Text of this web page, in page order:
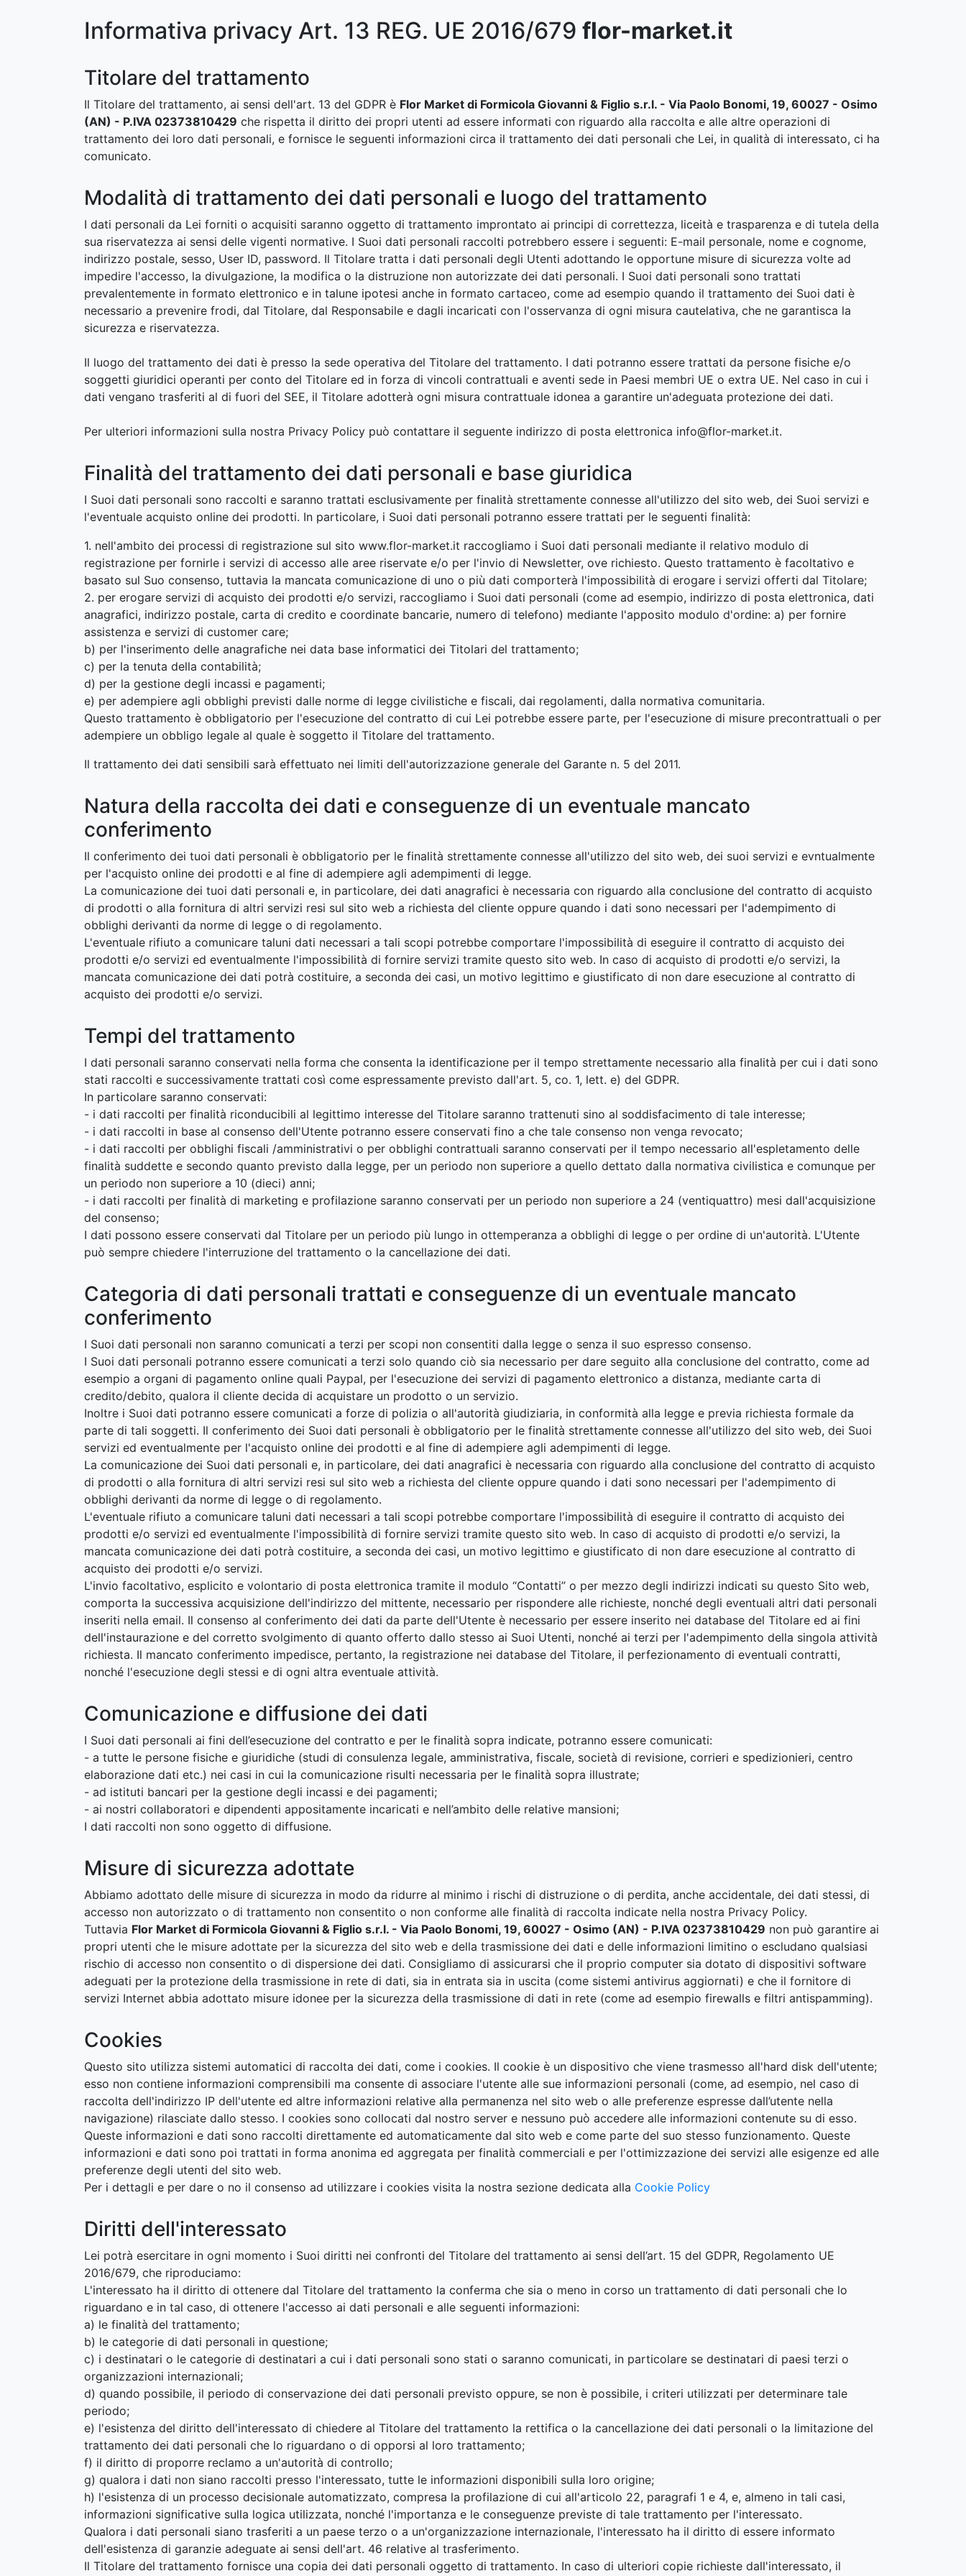
Informativa privacy Art. 13 REG. UE 2016/679 flor-market.it
Titolare del trattamento
Il Titolare del trattamento, ai sensi dell'art. 13 del GDPR è Flor Market di Formicola Giovanni & Figlio s.r.l. - Via Paolo Bonomi, 19, 60027 - Osimo
(AN) - P.IVA 02373810429 che rispetta il diritto dei propri utenti ad essere informati con riguardo alla raccolta e alle altre operazioni di
trattamento dei loro dati personali, e fornisce le seguenti informazioni circa il trattamento dei dati personali che Lei, in qualità di interessato, ci ha
comunicato.
Modalità di trattamento dei dati personali e luogo del trattamento
I dati personali da Lei forniti o acquisiti saranno oggetto di trattamento improntato ai principi di correttezza, liceità e trasparenza e di tutela della
sua riservatezza ai sensi delle vigenti normative. I Suoi dati personali raccolti potrebbero essere i seguenti: E-mail personale, nome e cognome,
indirizzo postale, sesso, User ID, password. Il Titolare tratta i dati personali degli Utenti adottando le opportune misure di sicurezza volte ad
impedire l'accesso, la divulgazione, la modifica o la distruzione non autorizzate dei dati personali. I Suoi dati personali sono trattati
prevalentemente in formato elettronico e in talune ipotesi anche in formato cartaceo, come ad esempio quando il trattamento dei Suoi dati è
necessario a prevenire frodi, dal Titolare, dal Responsabile e dagli incaricati con l'osservanza di ogni misura cautelativa, che ne garantisca la
sicurezza e riservatezza.
Il luogo del trattamento dei dati è presso la sede operativa del Titolare del trattamento. I dati potranno essere trattati da persone fisiche e/o
soggetti giuridici operanti per conto del Titolare ed in forza di vincoli contrattuali e aventi sede in Paesi membri UE o extra UE. Nel caso in cui i
dati vengano trasferiti al di fuori del SEE, il Titolare adotterà ogni misura contrattuale idonea a garantire un'adeguata protezione dei dati.
Per ulteriori informazioni sulla nostra Privacy Policy può contattare il seguente indirizzo di posta elettronica info@flor-market.it.
Finalità del trattamento dei dati personali e base giuridica
I Suoi dati personali sono raccolti e saranno trattati esclusivamente per finalità strettamente connesse all'utilizzo del sito web, dei Suoi servizi e
l'eventuale acquisto online dei prodotti. In particolare, i Suoi dati personali potranno essere trattati per le seguenti finalità:
1. nell'ambito dei processi di registrazione sul sito www.flor-market.it raccogliamo i Suoi dati personali mediante il relativo modulo di
registrazione per fornirle i servizi di accesso alle aree riservate e/o per l'invio di Newsletter, ove richiesto. Questo trattamento è facoltativo e
basato sul Suo consenso, tuttavia la mancata comunicazione di uno o più dati comporterà l'impossibilità di erogare i servizi offerti dal Titolare;
2. per erogare servizi di acquisto dei prodotti e/o servizi, raccogliamo i Suoi dati personali (come ad esempio, indirizzo di posta elettronica, dati
anagrafici, indirizzo postale, carta di credito e coordinate bancarie, numero di telefono) mediante l'apposito modulo d'ordine: a) per fornire
assistenza e servizi di customer care;
b) per l'inserimento delle anagrafiche nei data base informatici dei Titolari del trattamento;
c) per la tenuta della contabilità;
d) per la gestione degli incassi e pagamenti;
e) per adempiere agli obblighi previsti dalle norme di legge civilistiche e fiscali, dai regolamenti, dalla normativa comunitaria.
Questo trattamento è obbligatorio per l'esecuzione del contratto di cui Lei potrebbe essere parte, per l'esecuzione di misure precontrattuali o per
adempiere un obbligo legale al quale è soggetto il Titolare del trattamento.
Il trattamento dei dati sensibili sarà effettuato nei limiti dell'autorizzazione generale del Garante n. 5 del 2011.
Natura della raccolta dei dati e conseguenze di un eventuale mancato
conferimento
Il conferimento dei tuoi dati personali è obbligatorio per le finalità strettamente connesse all'utilizzo del sito web, dei suoi servizi e evntualmente
per l'acquisto online dei prodotti e al fine di adempiere agli adempimenti di legge.
La comunicazione dei tuoi dati personali e, in particolare, dei dati anagrafici è necessaria con riguardo alla conclusione del contratto di acquisto
di prodotti o alla fornitura di altri servizi resi sul sito web a richiesta del cliente oppure quando i dati sono necessari per l'adempimento di
obblighi derivanti da norme di legge o di regolamento.
L'eventuale rifiuto a comunicare taluni dati necessari a tali scopi potrebbe comportare l'impossibilità di eseguire il contratto di acquisto dei
prodotti e/o servizi ed eventualmente l'impossibilità di fornire servizi tramite questo sito web. In caso di acquisto di prodotti e/o servizi, la
mancata comunicazione dei dati potrà costituire, a seconda dei casi, un motivo legittimo e giustificato di non dare esecuzione al contratto di
acquisto dei prodotti e/o servizi.
Tempi del trattamento
I dati personali saranno conservati nella forma che consenta la identificazione per il tempo strettamente necessario alla finalità per cui i dati sono
stati raccolti e successivamente trattati così come espressamente previsto dall'art. 5, co. 1, lett. e) del GDPR.
In particolare saranno conservati:
- i dati raccolti per finalità riconducibili al legittimo interesse del Titolare saranno trattenuti sino al soddisfacimento di tale interesse;
- i dati raccolti in base al consenso dell'Utente potranno essere conservati fino a che tale consenso non venga revocato;
- i dati raccolti per obblighi fiscali /amministrativi o per obblighi contrattuali saranno conservati per il tempo necessario all'espletamento delle
finalità suddette e secondo quanto previsto dalla legge, per un periodo non superiore a quello dettato dalla normativa civilistica e comunque per
un periodo non superiore a 10 (dieci) anni;
- i dati raccolti per finalità di marketing e profilazione saranno conservati per un periodo non superiore a 24 (ventiquattro) mesi dall'acquisizione
del consenso;
I dati possono essere conservati dal Titolare per un periodo più lungo in ottemperanza a obblighi di legge o per ordine di un'autorità. L'Utente
può sempre chiedere l'interruzione del trattamento o la cancellazione dei dati.
Categoria di dati personali trattati e conseguenze di un eventuale mancato
conferimento
I Suoi dati personali non saranno comunicati a terzi per scopi non consentiti dalla legge o senza il suo espresso consenso.
I Suoi dati personali potranno essere comunicati a terzi solo quando ciò sia necessario per dare seguito alla conclusione del contratto, come ad
esempio a organi di pagamento online quali Paypal, per l'esecuzione dei servizi di pagamento elettronico a distanza, mediante carta di
credito/debito, qualora il cliente decida di acquistare un prodotto o un servizio.
Inoltre i Suoi dati potranno essere comunicati a forze di polizia o all'autorità giudiziaria, in conformità alla legge e previa richiesta formale da
parte di tali soggetti. Il conferimento dei Suoi dati personali è obbligatorio per le finalità strettamente connesse all'utilizzo del sito web, dei Suoi
servizi ed eventualmente per l'acquisto online dei prodotti e al fine di adempiere agli adempimenti di legge.
La comunicazione dei Suoi dati personali e, in particolare, dei dati anagrafici è necessaria con riguardo alla conclusione del contratto di acquisto
di prodotti o alla fornitura di altri servizi resi sul sito web a richiesta del cliente oppure quando i dati sono necessari per l'adempimento di
obblighi derivanti da norme di legge o di regolamento.
L'eventuale rifiuto a comunicare taluni dati necessari a tali scopi potrebbe comportare l'impossibilità di eseguire il contratto di acquisto dei
prodotti e/o servizi ed eventualmente l'impossibilità di fornire servizi tramite questo sito web. In caso di acquisto di prodotti e/o servizi, la
mancata comunicazione dei dati potrà costituire, a seconda dei casi, un motivo legittimo e giustificato di non dare esecuzione al contratto di
acquisto dei prodotti e/o servizi.
L'invio facoltativo, esplicito e volontario di posta elettronica tramite il modulo “Contatti” o per mezzo degli indirizzi indicati su questo Sito web,
comporta la successiva acquisizione dell'indirizzo del mittente, necessario per rispondere alle richieste, nonché degli eventuali altri dati personali
inseriti nella email. Il consenso al conferimento dei dati da parte dell'Utente è necessario per essere inserito nei database del Titolare ed ai fini
dell'instaurazione e del corretto svolgimento di quanto offerto dallo stesso ai Suoi Utenti, nonché ai terzi per l'adempimento della singola attività
richiesta. Il mancato conferimento impedisce, pertanto, la registrazione nei database del Titolare, il perfezionamento di eventuali contratti,
nonché l'esecuzione degli stessi e di ogni altra eventuale attività.
Comunicazione e diffusione dei dati
I Suoi dati personali ai fini dell’esecuzione del contratto e per le finalità sopra indicate, potranno essere comunicati:
- a tutte le persone fisiche e giuridiche (studi di consulenza legale, amministrativa, fiscale, società di revisione, corrieri e spedizionieri, centro
elaborazione dati etc.) nei casi in cui la comunicazione risulti necessaria per le finalità sopra illustrate;
- ad istituti bancari per la gestione degli incassi e dei pagamenti;
- ai nostri collaboratori e dipendenti appositamente incaricati e nell’ambito delle relative mansioni;
I dati raccolti non sono oggetto di diffusione.
Misure di sicurezza adottate
Abbiamo adottato delle misure di sicurezza in modo da ridurre al minimo i rischi di distruzione o di perdita, anche accidentale, dei dati stessi, di
accesso non autorizzato o di trattamento non consentito o non conforme alle finalità di raccolta indicate nella nostra Privacy Policy.
Tuttavia Flor Market di Formicola Giovanni & Figlio s.r.l. - Via Paolo Bonomi, 19, 60027 - Osimo (AN) - P.IVA 02373810429 non può garantire ai
propri utenti che le misure adottate per la sicurezza del sito web e della trasmissione dei dati e delle informazioni limitino o escludano qualsiasi
rischio di accesso non consentito o di dispersione dei dati. Consigliamo di assicurarsi che il proprio computer sia dotato di dispositivi software
adeguati per la protezione della trasmissione in rete di dati, sia in entrata sia in uscita (come sistemi antivirus aggiornati) e che il fornitore di
servizi Internet abbia adottato misure idonee per la sicurezza della trasmissione di dati in rete (come ad esempio firewalls e filtri antispamming).
Cookies
Questo sito utilizza sistemi automatici di raccolta dei dati, come i cookies. Il cookie è un dispositivo che viene trasmesso all'hard disk dell'utente;
esso non contiene informazioni comprensibili ma consente di associare l'utente alle sue informazioni personali (come, ad esempio, nel caso di
raccolta dell'indirizzo IP dell'utente ed altre informazioni relative alla permanenza nel sito web o alle preferenze espresse dall’utente nella
navigazione) rilasciate dallo stesso. I cookies sono collocati dal nostro server e nessuno può accedere alle informazioni contenute su di esso.
Queste informazioni e dati sono raccolti direttamente ed automaticamente dal sito web e come parte del suo stesso funzionamento. Queste
informazioni e dati sono poi trattati in forma anonima ed aggregata per finalità commerciali e per l'ottimizzazione dei servizi alle esigenze ed alle
preferenze degli utenti del sito web.
Per i dettagli e per dare o no il consenso ad utilizzare i cookies visita la nostra sezione dedicata alla Cookie Policy
Diritti dell'interessato
Lei potrà esercitare in ogni momento i Suoi diritti nei confronti del Titolare del trattamento ai sensi dell’art. 15 del GDPR, Regolamento UE
2016/679, che riproduciamo:
L'interessato ha il diritto di ottenere dal Titolare del trattamento la conferma che sia o meno in corso un trattamento di dati personali che lo
riguardano e in tal caso, di ottenere l'accesso ai dati personali e alle seguenti informazioni:
a) le finalità del trattamento;
b) le categorie di dati personali in questione;
c) i destinatari o le categorie di destinatari a cui i dati personali sono stati o saranno comunicati, in particolare se destinatari di paesi terzi o
organizzazioni internazionali;
d) quando possibile, il periodo di conservazione dei dati personali previsto oppure, se non è possibile, i criteri utilizzati per determinare tale
periodo;
e) l'esistenza del diritto dell'interessato di chiedere al Titolare del trattamento la rettifica o la cancellazione dei dati personali o la limitazione del
trattamento dei dati personali che lo riguardano o di opporsi al loro trattamento;
f) il diritto di proporre reclamo a un'autorità di controllo;
g) qualora i dati non siano raccolti presso l'interessato, tutte le informazioni disponibili sulla loro origine;
h) l'esistenza di un processo decisionale automatizzato, compresa la profilazione di cui all'articolo 22, paragrafi 1 e 4, e, almeno in tali casi,
informazioni significative sulla logica utilizzata, nonché l'importanza e le conseguenze previste di tale trattamento per l'interessato.
Qualora i dati personali siano trasferiti a un paese terzo o a un'organizzazione internazionale, l'interessato ha il diritto di essere informato
dell'esistenza di garanzie adeguate ai sensi dell'art. 46 relative al trasferimento.
Il Titolare del trattamento fornisce una copia dei dati personali oggetto di trattamento. In caso di ulteriori copie richieste dall'interessato, il